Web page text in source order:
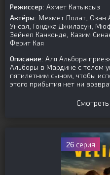
Режиссер: Ахмет Катыксыз
Актёры: Мехмет Полат, Озан
Унсал, Гонджа Джиласун,
Зейнеп Канконде, Казим
Ферит Кая
Описание: Аля Альбора
Альборы в Мардине с телом
пятилетним сыном, чтобы
этого прибытия нет ни
26 серия